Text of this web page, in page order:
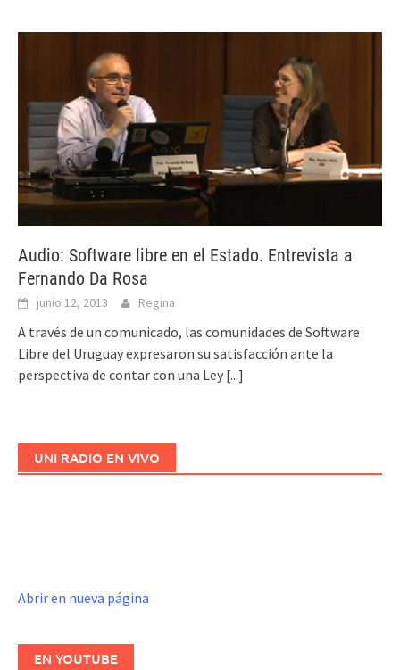
Audio: Software libre en el Estado. Entrevista a
Fernando Da Rosa
junio 12, 2013 Regina
A través de un comunicado, las comunidades de Software
Libre del Uruguay expresaron su satisfacción ante la
perspectiva de contar con una Ley [...]
UNI RADIO EN VIVO
Abrir en nueva página
EN YOUTUBE